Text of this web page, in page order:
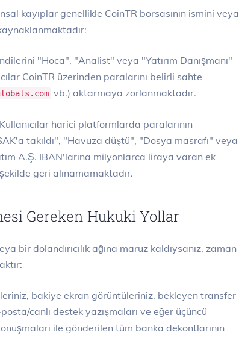
kayıplar genellikle CoinTR borsasının ismini veya
"Hoca", "Analist" veya "Yatırım Danışmanı"
CoinTR üzerinden paralarını belirli sahte
vb.) aktarmaya zorlanmaktadır.
Kullanıcılar harici platformlarda paralarının
takıldı", "Havuza düştü", "Dosya masrafı" veya
A.Ş. IBAN'larına milyonlarca liraya varan ek
geri alınamamaktadır.
Gereken Hukuki Yollar
bir dolandırıcılık ağına maruz kaldıysanız, zaman
bakiye ekran görüntüleriniz, bekleyen transfer
canlı destek yazışmaları ve eğer üçüncü
ile gönderilen tüm banka dekontlarının